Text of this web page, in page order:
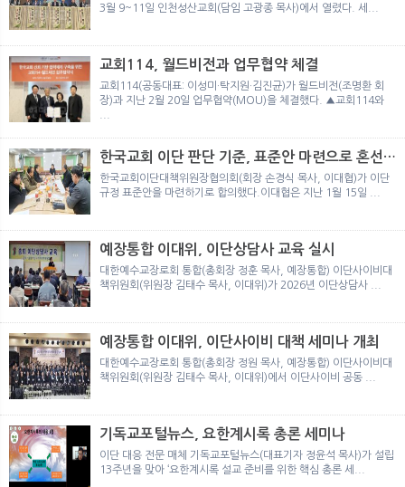
3월 9~11일 인천성산교회(담임 고광종 목사)에서 열렸다. 세...
교회114, 월드비전과 업무협약 체결
교회114(공동대표: 이성미·탁지원·김진균)가 월드비전(조명환 회
장)과 지난 2월 20일 업무협약(MOU)을 체결했다. ▲교회114와
한국교회 이단 판단 기준, 표준안 마련으로 혼선
예방
한국교회이단대책위원장협의회(회장 손경식 목사, 이대협)가 이단
규정 표준안을 마련하기로 합의했다.이대협은 지난 1월 15일 ...
예장통합 이대위, 이단상담사 교육 실시
대한예수교장로회 통합(총회장 정훈 목사, 예장통합) 이단사이비대
책위원회(위원장 김태수 목사, 이대위)가 2026년 이단상담사 ...
예장통합 이대위, 이단사이비 대책 세미나 개최
대한예수교장로회 통합(총회장 정원 목사, 예장통합) 이단사이비대
책위원회(위원장 김태수 목사, 이대위)에서 이단사이비 공동 ...
기독교포털뉴스, 요한계시록 총론 세미나
이단 대응 전문 매체 기독교포털뉴스(대표기자 정윤석 목사)가 설립
13주년을 맞아 ‘요한계시록 설교 준비를 위한 핵심 총론 세...